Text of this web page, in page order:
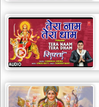
दयाल
भजन
bawa
lal
dayal
bhajans
शनि
देव
भजन
shani
dev
bhajans